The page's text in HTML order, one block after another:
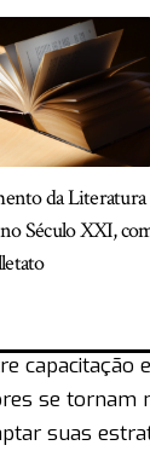
da Literatura
Século XXI,
capacitação
se tornam
suas